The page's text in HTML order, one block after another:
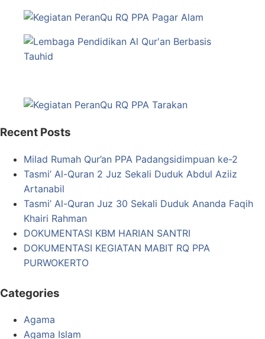
Recent Posts
Milad Rumah Qur’an PPA Padangsidimpuan ke-2
Tasmi’ Al-Quran 2 Juz Sekali Duduk Abdul Aziiz
Artanabil
Tasmi’ Al-Quran Juz 30 Sekali Duduk Ananda Faqih
Khairi Rahman
DOKUMENTASI KBM HARIAN SANTRI
DOKUMENTASI KEGIATAN MABIT RQ PPA
PURWOKERTO
Categories
Agama
Agama Islam